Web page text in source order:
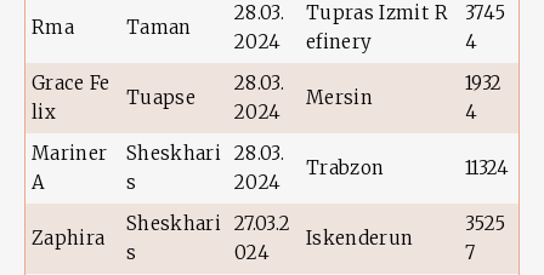
Rma Taman
28.03.
2024
Tupras Izmit R
efinery
3745
4
Grace Fe
lix
Tuapse
28.03.
2024
Mersin
1932
4
Mariner
A
Sheskhari
s
28.03.
2024
Trabzon 11324
Zaphira
Sheskhari
s
27.03.2
024
Iskenderun
3525
7